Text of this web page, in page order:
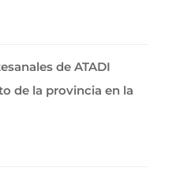
de ATADI
de la provincia en la